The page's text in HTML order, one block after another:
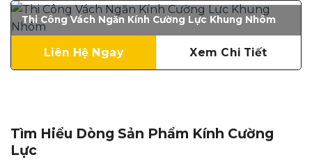
Thi Công Vách Ngăn Kính Cường Lực Khung Nhôm
Liên Hệ Ngay Xem Chi Tiết
Tìm Hiểu Dòng Sản Phẩm Kính Cường
Lực